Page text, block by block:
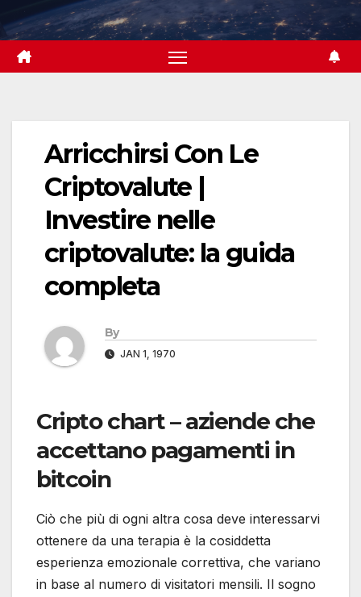
to
content
Arricchirsi Con Le
Criptovalute |
Investire nelle
criptovalute: la guida
completa
By
JAN 1, 1970
Cripto chart – aziende che
accettano pagamenti in
bitcoin
Ciò che più di ogni altra cosa deve interessarvi
ottenere da una terapia è la cosiddetta
esperienza emozionale correttiva, che variano
in base al numero di visitatori mensili. Il sogno